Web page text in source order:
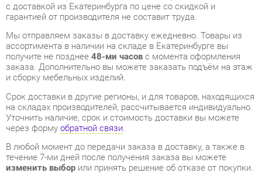
ассортимента в наличии на складе в Екатеринбурге вы
получите не позднее 48-ми часовс момента оформления
заказа. Дополнительно вы можете заказать подъём на этаж
и сборку мебельных изделий.
Срок доставки в другие регионы, и для товаров, находящихся
на складах производителей, рассчитывается индивидуально.
Уточнить наличие, срок и стоимость доставки вы можете
через формуобратной связи.
В любой момент до передачи заказа в доставку, а также в
течение 7-ми дней после получения заказа вы можете
изменить выборили принять решение об отказе от покупки.
могут быть повреждены при транспортировке. Если Вы
заметили дефект при приёме - мы заменим поврежденную
деталь.Повторная доставкатовара -бесплатна.